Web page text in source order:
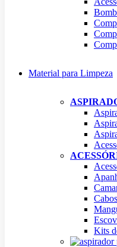
Material para Limpeza
Cabos
Kits